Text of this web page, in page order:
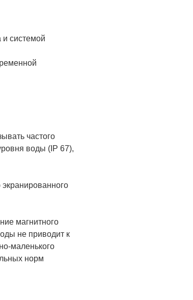
системой
частого
воды (IP 67),
магнитного
не приводит к
маленького
норм